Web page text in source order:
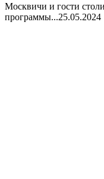
Москвичи и гости
программы...25.05.2024